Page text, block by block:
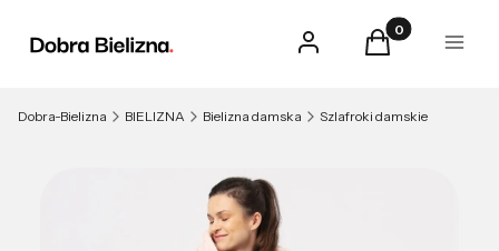
Zaloguj sięProdukty w
Koszyk Menu
Dobra-Bielizna BIELIZNA Bielizna damska Szlafroki damskie